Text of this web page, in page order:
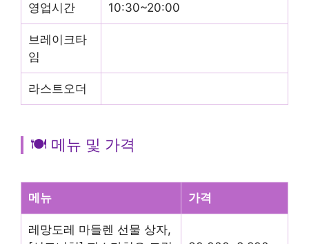
영업시간 10:30~20:00
브레이크타
임
라스트오더
🍽️ 메뉴 및 가격
메뉴 가격
레망도레 마들렌 선물 상자,